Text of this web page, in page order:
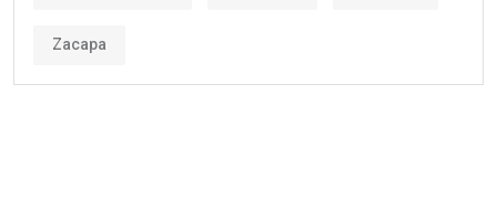
Zacapa